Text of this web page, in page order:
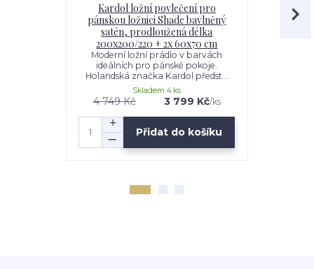
Kardol ložní povlečení pro
pánskou ložnici Shade bavlněný
satén, prodloužená délka
200x200/220 + 2x 60x70 cm
Moderní ložní prádlo v barvách
ideálních pro pánské pokoje.
Holandská značka Kardol předst...
4 749 Kč 3 799 Kč/ks
Skladem 4 ks
Přidat do košíku
Kardol
ložnice